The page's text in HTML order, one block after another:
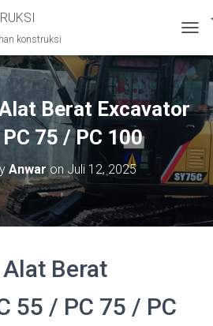
konstruksi
O
G
L
E
N
A
V
I
G
Berat Excavator
75 / PC 100
Anwaron Juli 12, 2025
Berat
55 / PC 75 / PC